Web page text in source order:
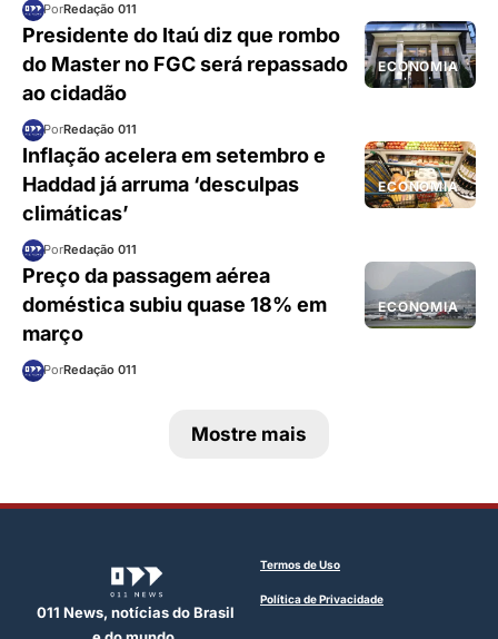
PorRedação 011
ECONOMIA
Presidente do Itaú diz que rombo
do Master no FGC será repassado
ao cidadão
PorRedação 011
ECONOMIA
Inflação acelera em setembro e
Haddad já arruma ‘desculpas
climáticas’
PorRedação 011
ECONOMIA
Preço da passagem aérea
doméstica subiu quase 18% em
março
PorRedação 011
Mostre mais
011 News, notícias do Brasil
Termos de Uso
Política de Privacidade